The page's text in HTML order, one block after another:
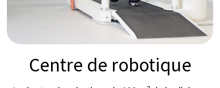
JUNIOR SUITE
Chambre individuelle meublée avec